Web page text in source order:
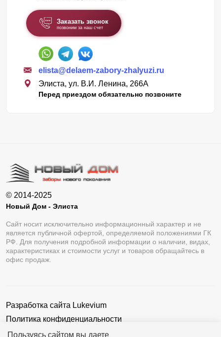
Пользуясь сайтом вы даете
Заказать звонок
позвоним за наш счет
elista@delaem-zabory-zhalyuzi.ru
Элиста, ул. В.И. Ленина, 266А
Перед приездом обязательно позвоните
© 2014-2025
Новый Дом - Элиста
Сайт носит исключительно информационный характер и не
является публичной офертой, определяемой положениями ГК
РФ. Для получения подробной информации о наличии, видах,
характеристиках и стоимости услуг и товаров обращайтесь в
офис продаж.
Разработка сайта Lukevium
Политика конфиденциальности
Пользовательское соглашение